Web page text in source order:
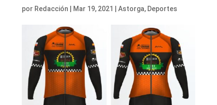
por Redacción Mar 19, 2021 Astorga, Deportes